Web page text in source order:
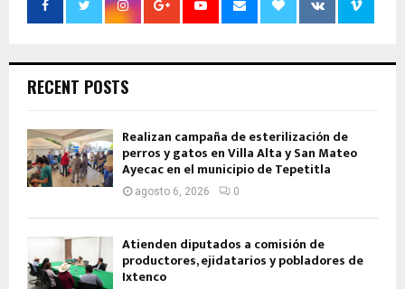
RECENT POSTS
Realizan campaña de esterilización de
perros y gatos en Villa Alta y San Mateo
Ayecac en el municipio de Tepetitla
agosto 6, 2026 0
Atienden diputados a comisión de
productores, ejidatarios y pobladores de
Ixtenco